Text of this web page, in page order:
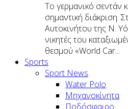
Το γερμανικό σεντάν
σημαντική διάκριση.
Αυτοκινήτου της Ν.
νικητές του
θεσμού «World Car...
Sports
Sport News
Water Polo
Μηχανοκίνητα
Ποδόσφαιρο